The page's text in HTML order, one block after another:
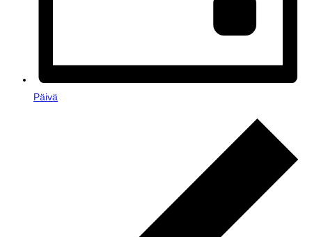
Päivä